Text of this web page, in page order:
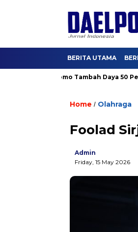
BERITA UTAMA
Promo Tambah Daya 50 Persen
Home / Olahraga
Foolad
Admin
Friday, 15 May 2026